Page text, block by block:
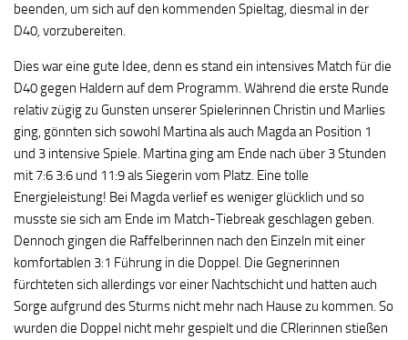
beenden, um sich auf den kommenden Spieltag, diesmal in der
D40,vorzubereiten.
Dies war eine gute Idee, denn es stand ein intensives Match für die
D40 gegen Haldern auf dem Programm. Während die erste Runde
relativ zügig zu Gunsten unserer Spielerinnen Christin und Marlies
ging, gönnten sich sowohl Martina als auch Magda an Position 1
und 3 intensive Spiele. Martina ging am Ende nach über 3 Stunden
mit 7:6 3:6 und 11:9 als Siegerin vom Platz. Eine tolle
Energieleistung! Bei Magda verlief es weniger glücklich und so
musste sie sich am Ende im Match-Tiebreak geschlagen geben.
Dennoch gingen die Raffelberinnen nach den Einzeln mit einer
komfortablen 3:1 Führung in die Doppel. Die Gegnerinnen
fürchteten sich allerdings vor einer Nachtschicht und hatten auch
Sorge aufgrund des Sturms nicht mehr nach Hause zu kommen. So
wurden die Doppel nicht mehr gespielt und die CRlerinnen stießen